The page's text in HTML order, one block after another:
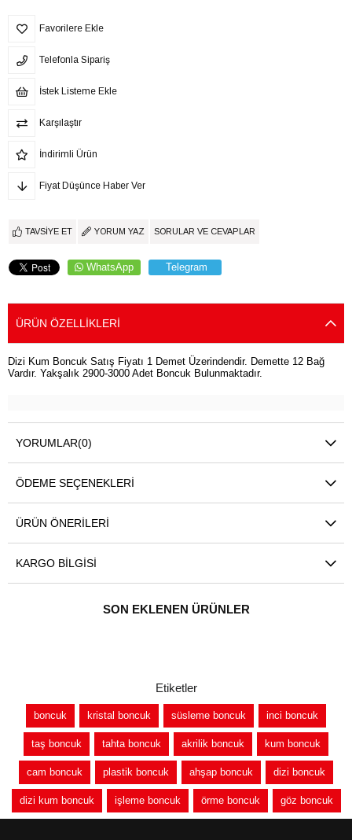
Favorilere Ekle
Telefonla Sipariş
İstek Listeme Ekle
Karşılaştır
İndirimli Ürün
Fiyat Düşünce Haber Ver
TAVSIYE ET YORUM YAZ SORULAR VE CEVAPLAR
WhatsApp Telegram
ÜRÜN ÖZELLIKLERI
Dizi Kum Boncuk Satış Fiyatı 1 Demet Üzerindendir. Demette 12 Bağ
Vardır. Yakşalık 2900-3000 Adet Boncuk Bulunmaktadır.
YORUMLAR(0)
ÖDEME SEÇENEKLERI
ÜRÜN ÖNERILERI
KARGO BILGISI
SON EKLENEN ÜRÜNLER
Etiketler
boncuk kristal boncuk süsleme boncuk inci boncuk
taş boncuk tahta boncuk akrilik boncuk kum boncuk
cam boncuk plastik boncuk ahşap boncuk dizi boncuk
dizi kum boncuk işleme boncuk örme boncuk göz boncuk